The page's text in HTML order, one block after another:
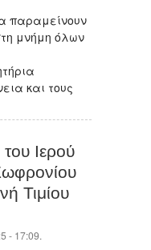
παραμείνουν
μνήμη όλων
και τους
Ιερού
Τιμίου
- 17:09.